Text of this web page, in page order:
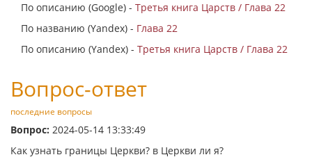
По описанию (Google) - Третья книга Царств / Глава 22
По названию (Yandex) - Глава 22
По описанию (Yandex) - Третья книга Царств / Глава 22
Вопрос-ответ
последние вопросы
Вопрос: 2024-05-14 13:33:49
Как узнать границы Церкви? в Церкви ли я?